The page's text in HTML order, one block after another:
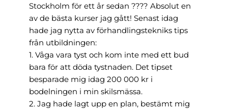
Stockholm för ett år sedan ???? Absolut en
av de bästa kurser jag gått! Senast idag
hade jag nytta av förhandlingstekniks tips
från utbildningen:
1. Våga vara tyst och kom inte med ett bud
bara för att döda tystnaden. Det tipset
besparade mig idag 200 000 kr i
bodelningen i min skilsmässa.
2. Jag hade lagt upp en plan, bestämt mig